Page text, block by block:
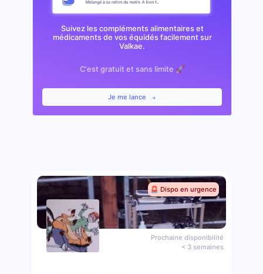
Suivez les compléments alimentaires et
médicaments de vos équidés facilement sur
Valkae.
C'est gratuit et sans limite 🚀
Je me lance
🚨 Dispo en urgence
Prochaine disponibilité
< 3 semaines